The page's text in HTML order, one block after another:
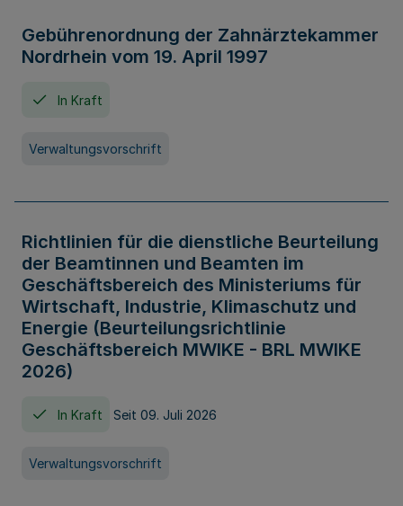
Gebührenordnung der Zahnärztekammer
Nordrhein vom 19. April 1997
In Kraft
Verwaltungsvorschrift
Richtlinien für die dienstliche Beurteilung
der Beamtinnen und Beamten im
Geschäftsbereich des Ministeriums für
Wirtschaft, Industrie, Klimaschutz und
Energie (Beurteilungsrichtlinie
Geschäftsbereich MWIKE - BRL MWIKE
2026)
In Kraft Seit 09. Juli 2026
Verwaltungsvorschrift